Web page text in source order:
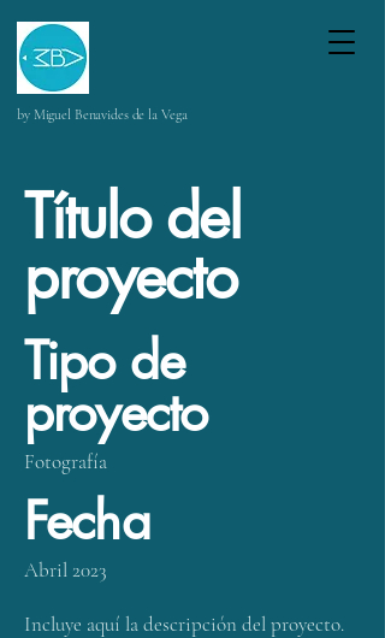
by Miguel Benavides de la Vega
Título del
proyecto
Tipo de
proyecto
Fotografía
Fecha
Abril 2023
Incluye aquí la descripción del proyecto.